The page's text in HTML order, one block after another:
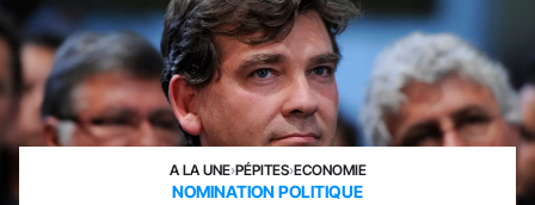
A LA UNE›PÉPITES›ECONOMIE
NOMINATION POLITIQUE